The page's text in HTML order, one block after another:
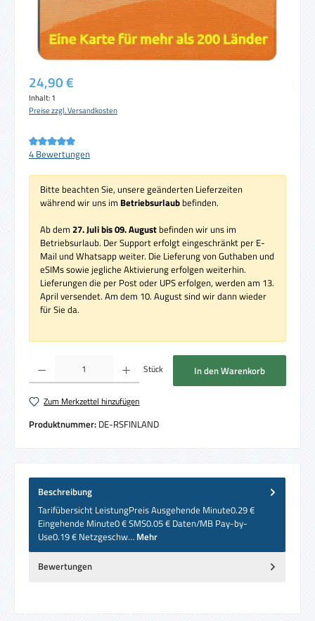
Regulärer Preis:
24,90 €
Inhalt:1
Preise zzgl. Versandkosten
Durchschnittliche Bewertung von 5 von 5 Sternen
4 Bewertungen
Bitte beachten Sie, unsere geänderten Lieferzeiten
während wir uns im Betriebsurlaub befinden.
Ab dem 27. Juli bis 09. August befinden wir uns im
Betriebsurlaub. Der Support erfolgt eingeschränkt per E-
Mail und Whatsapp weiter. Die Lieferung von Guthaben und
eSIMs sowie jegliche Aktivierung erfolgen weiterhin.
Lieferungen die per Post oder UPS erfolgen, werden am 13.
April versendet. Am dem 10. August sind wir dann wieder
für Sie da.
Produkt Anzahl: Gib den gewünschten Wert ein oder benutze die Schaltflächen um
Stück In den Warenkorb
Zum Merkzettel hinzufügen
Produktnummer: DE-RSFINLAND
Beschreibung
Tarifübersicht LeistungPreis Ausgehende Minute0.29 €
Eingehende Minute0 € SMS0.05 € Daten/MB Pay-by-
Use0.19 € Netzgeschw… Mehr
Bewertungen